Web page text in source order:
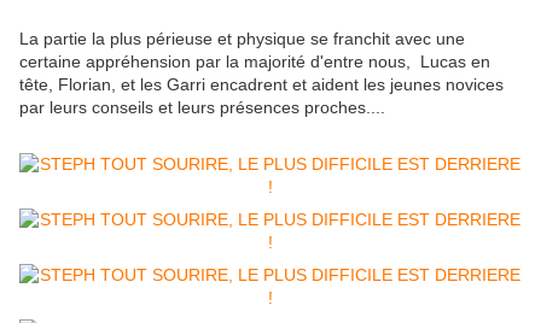
La partie la plus périeuse et physique se franchit avec une
certaine appréhension par la majorité d'entre nous, Lucas en
tête, Florian, et les Garri encadrent et aident les jeunes novices
par leurs conseils et leurs présences proches....